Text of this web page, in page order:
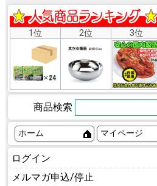
1位 2位 3位
商品検索
ホーム マイページ
ログイン
メルマガ申込/停止